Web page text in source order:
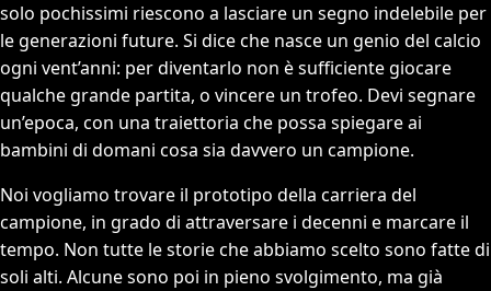
solo pochissimi riescono a lasciare un segno indelebile per
le generazioni future. Si dice che nasce un genio del calcio
ogni vent’anni: per diventarlo non è sufficiente giocare
qualche grande partita, o vincere un trofeo. Devi segnare
un’epoca, con una traiettoria che possa spiegare ai
bambini di domani cosa sia davvero un campione.
Noi vogliamo trovare il prototipo della carriera del
campione, in grado di attraversare i decenni e marcare il
tempo. Non tutte le storie che abbiamo scelto sono fatte di
soli alti. Alcune sono poi in pieno svolgimento, ma già